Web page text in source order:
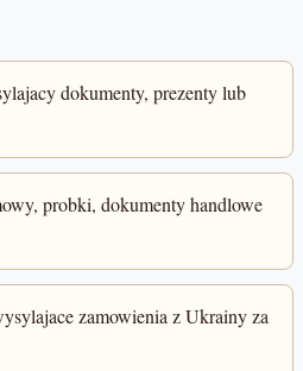
dokumenty, prezenty lub
probki, dokumenty handlowe
zamowienia z Ukrainy za